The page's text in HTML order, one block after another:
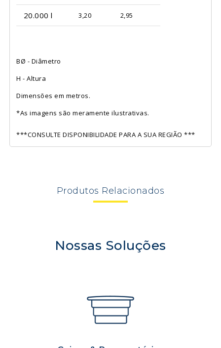
20.000 l 3,20 2,95
BØ - Diâmetro
H - Altura
Dimensões em metros.
*As imagens são meramente ilustrativas.
***CONSULTE DISPONIBILIDADE PARA A SUA REGIÃO ***
Produtos Relacionados
Nossas Soluções